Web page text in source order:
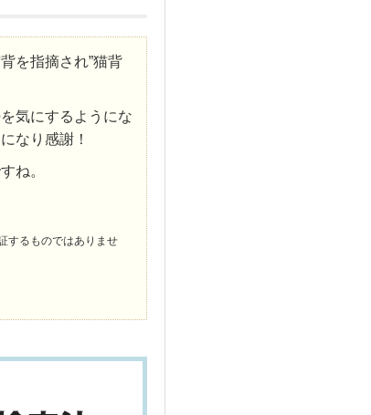
を指摘され”猫背
気にするようにな
なり感謝！
ね。
するものではありませ